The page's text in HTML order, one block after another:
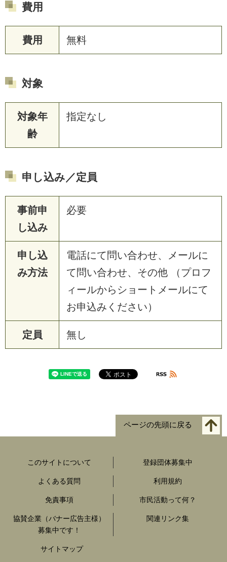
費用
費用 無料
対象
対象年
齢
指定なし
申し込み／定員
事前申
し込み
必要
申し込
み方法
電話にて問い合わせ、メールに
て問い合わせ、その他 （プロフ
ィールからショートメールにて
お申込みください）
定員 無し
ページの先頭に戻る
このサイトについて 登録団体募集中
よくある質問 利用規約
免責事項 市民活動って何？
協賛企業（バナー広告主様）
募集中です！
関連リンク集
サイトマップ